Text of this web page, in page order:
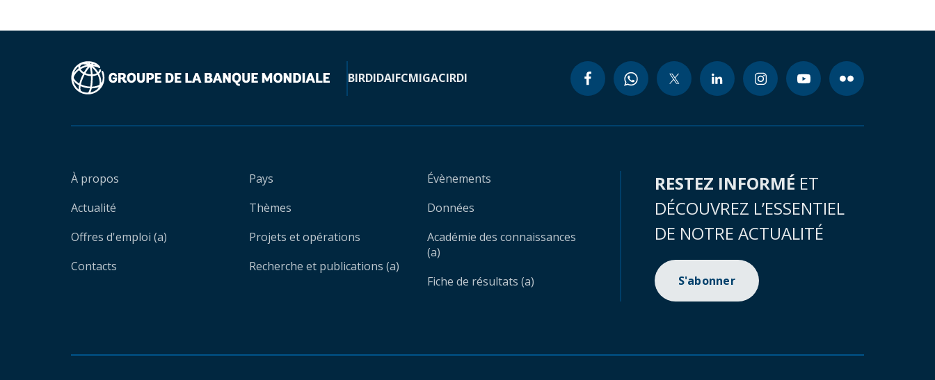
BIRDIDAIFCMIGACIRDI
À propos
Actualité
Offres d'emploi (a)
Contacts
Pays
Thèmes
Projets et opérations
Recherche et publications (a)
Évènements
Données
Académie des connaissances
(a)
Fiche de résultats (a)
RESTEZ INFORMÉ ET
DÉCOUVREZ L’ESSENTIEL
DE NOTRE ACTUALITÉ
S'abonner